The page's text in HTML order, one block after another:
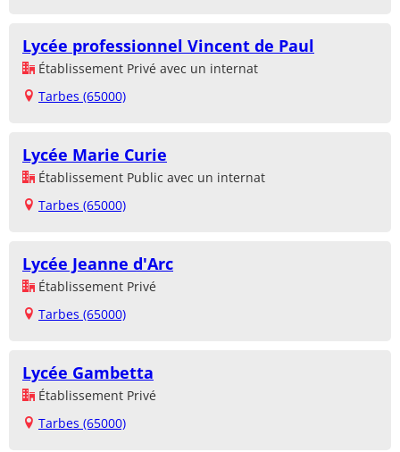
Lycée professionnel Vincent de Paul
Établissement Privé avec un internat
Tarbes (65000)
Lycée Marie Curie
Établissement Public avec un internat
Tarbes (65000)
Lycée Jeanne d'Arc
Établissement Privé
Tarbes (65000)
Lycée Gambetta
Établissement Privé
Tarbes (65000)